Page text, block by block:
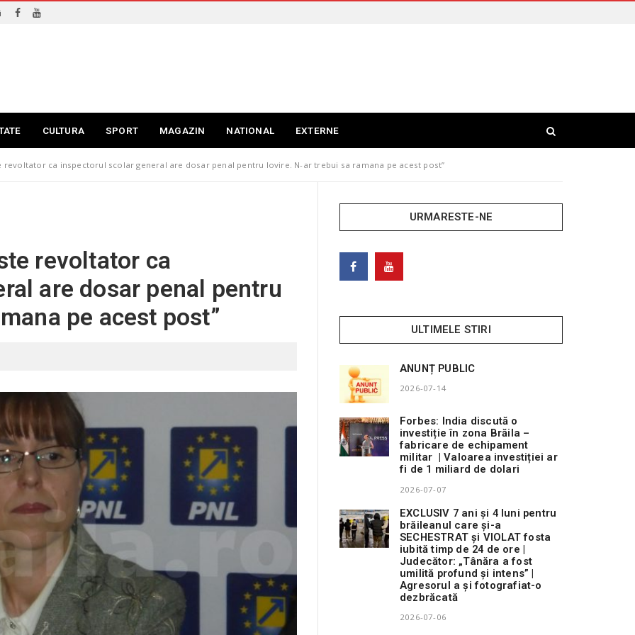
CULTURA SPORT MAGAZIN NATIONAL EXTERNE
revoltator ca inspectorul scolar general are dosar penal pentru lovire. N-ar trebui sa ramana pe acest post”
revoltator ca
are dosar penal pentru
pe acest post”
URMARESTE-NE
ULTIMELE STIRI
ANUNȚ PUBLIC
2026-07-14
Forbes: India discută o
investiție în zona Brăila –
fabricare de echipament
militar | Valoarea investiției ar
fi de 1 miliard de dolari
2026-07-07
EXCLUSIV 7 ani și 4 luni pentru
brăileanul care și-a
SECHESTRAT și VIOLAT fosta
iubită timp de 24 de ore |
Judecător: „Tânăra a fost
umilită profund și intens” |
Agresorul a și fotografiat-o
dezbrăcată
2026-07-06